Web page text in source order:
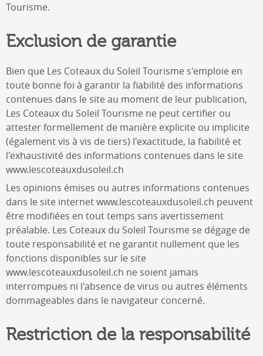
Tourisme.
Exclusion de garantie
Bien que Les Coteaux du Soleil Tourisme s'emploie en
toute bonne foi à garantir la fiabilité des informations
contenues dans le site au moment de leur publication,
Les Coteaux du Soleil Tourisme ne peut certifier ou
attester formellement de manière explicite ou implicite
(également vis à vis de tiers) l'exactitude, la fiabilité et
l'exhaustivité des informations contenues dans le site
www.lescoteauxdusoleil.ch
Les opinions émises ou autres informations contenues
dans le site internetwww.lescoteauxdusoleil.ch peuvent
être modifiées en tout temps sans avertissement
préalable. Les Coteaux du Soleil Tourisme se dégage de
toute responsabilité et ne garantit nullement que les
fonctions disponibles sur le site
www.lescoteauxdusoleil.ch ne soient jamais
interrompues ni l'absence de virus ou autres éléments
dommageables dans le navigateur concerné.
Restriction de la responsabilité